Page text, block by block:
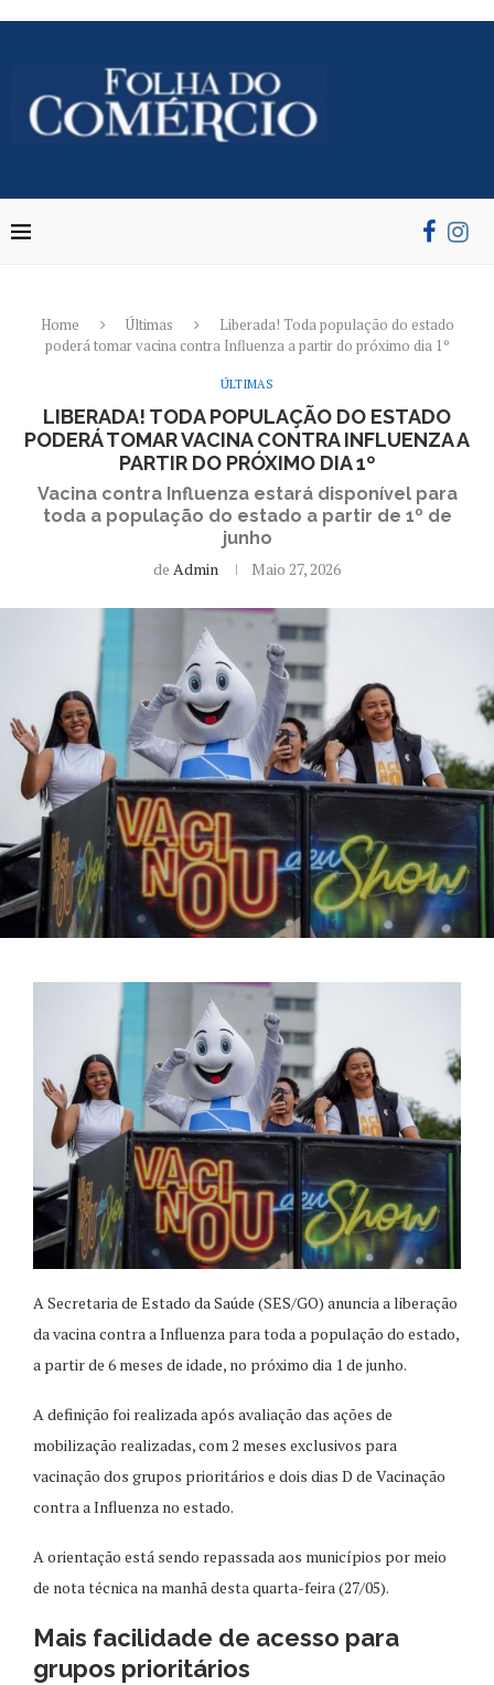
Home Últimas
Liberada! Toda população do estado
poderá tomar vacina contra Influenza a partir do próximo dia 1º
ÚLTIMAS
LIBERADA! TODA POPULAÇÃO DO ESTADO
PODERÁ TOMAR VACINA CONTRA INFLUENZA A
PARTIR DO PRÓXIMO DIA 1º
Vacina contra Influenza estará disponível para
toda a população do estado a partir de 1º de
junho
de Admin Maio 27, 2026
A Secretaria de Estado da Saúde (SES/GO) anuncia a liberação
da vacina contra a Influenza para toda a população do estado,
a partir de 6 meses de idade, no próximo dia 1 de junho.
A definição foi realizada após avaliação das ações de
mobilização realizadas, com 2 meses exclusivos para
vacinação dos grupos prioritários e dois dias D de Vacinação
contra a Influenza no estado.
A orientação está sendo repassada aos municípios por meio
de nota técnica na manhã desta quarta-feira (27/05).
Mais facilidade de acesso para
grupos prioritários